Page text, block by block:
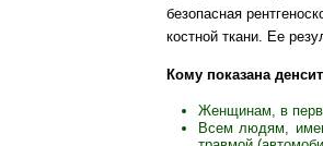
безопасная
костной ткани. Ее
Кому показана
Женщинам, в
Всем людям,